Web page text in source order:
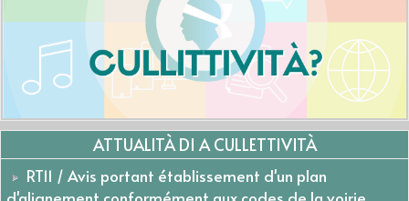
ATTUALITÀ DI A CULLETTIVITÀ
RT11 / Avis portant établissement d'un plan